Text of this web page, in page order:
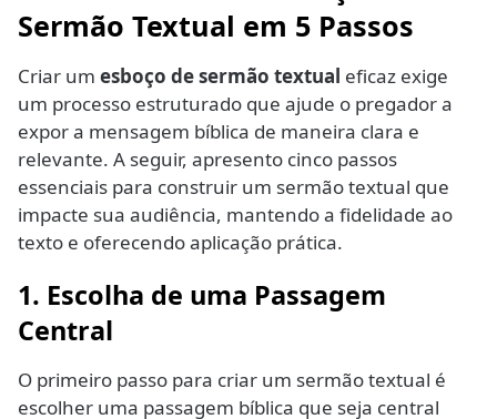
Sermão Textual em 5 Passos
Criar um esboço de sermão textual eficaz exige
um processo estruturado que ajude o pregador a
expor a mensagem bíblica de maneira clara e
relevante. A seguir, apresento cinco passos
essenciais para construir um sermão textual que
impacte sua audiência, mantendo a fidelidade ao
texto e oferecendo aplicação prática.
1. Escolha de uma Passagem
Central
O primeiro passo para criar um sermão textual é
escolher uma passagem bíblica que seja central